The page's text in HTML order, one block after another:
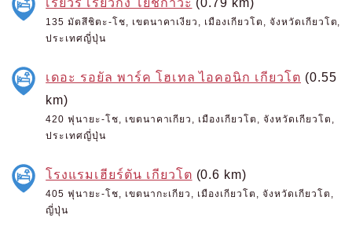
135 มัตสึชิตะ-โช, เขตนาคาเงียว, เมืองเกียวโต, จังหวัดเกียวโต,
ประเทศญี่ปุ่น
เดอะ รอยัล พาร์ค โฮเทล ไอคอนิก เกียวโต (0.55
km)
420 ฟุนายะ-โช, เขตนาคาเกียว, เมืองเกียวโต, จังหวัดเกียวโต,
ประเทศญี่ปุ่น
โรงแรมเฮียร์ตัน เกียวโต (0.6 km)
405 ฟุนายะ-โช, เขตนากะเกียว, เมืองเกียวโต, จังหวัดเกียวโต,
ญี่ปุ่น